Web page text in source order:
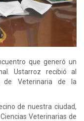
que generó un
Ustarroz recibió al
de Veterinaria de la
de nuestra ciudad,
Veterinarias de